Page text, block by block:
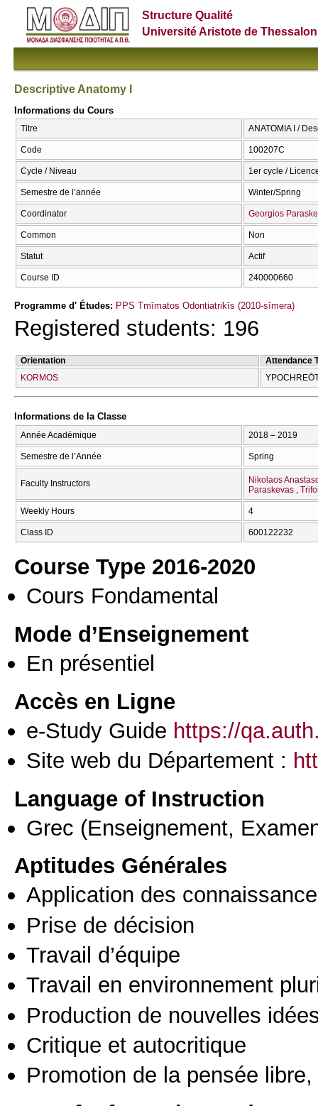
Structure Qualité
Université Aristote de
Descriptive Anatomy I
Informations du Cours
Titre ΑΝΑΤΟΜΙΑ Ι /
Code 100207C
Cycle / Niveau 1er cycle /
Semestre de l’année Winter/Spring
Coordinator Georgios
Common Non
Statut Actif
Course ID 240000660
Programme d' Études: PPS Tmīmatos Odontiatrikīs (2010-sīmera)
Registered students: 196
Orientation
Attendance
KORMOS
Informations de la Classe
Année Académique 2018 – 2019
Semestre de l’Année Spring
Faculty Instructors
Nikolaos
Paraskevas
Weekly Hours 4
Class ID 600122232
Course Type 2016-2020
Cours Fondamental
Mode d’Enseignement
En présentiel
Accès en Ligne
e-Study Guide https://
Site web du Département :
Language of Instruction
Grec (Enseignement,
Aptitudes Générales
Application des
Prise de décision
Travail d’équipe
Travail en environnement
Production de nouvelles
Critique et autocritique
Promotion de la pensée